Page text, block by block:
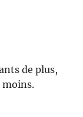
de plus,
moins.